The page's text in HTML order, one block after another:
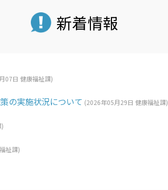
新着情報
07日 健康福祉課)
の実施状況について (2026年05月29日 健康福祉課)
)
祉課)